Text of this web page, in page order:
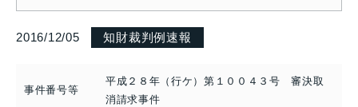
2016/12/05 知財裁判例速報
事件番号等
平成２８年（行ケ）第１００４３号 審決取
消請求事件